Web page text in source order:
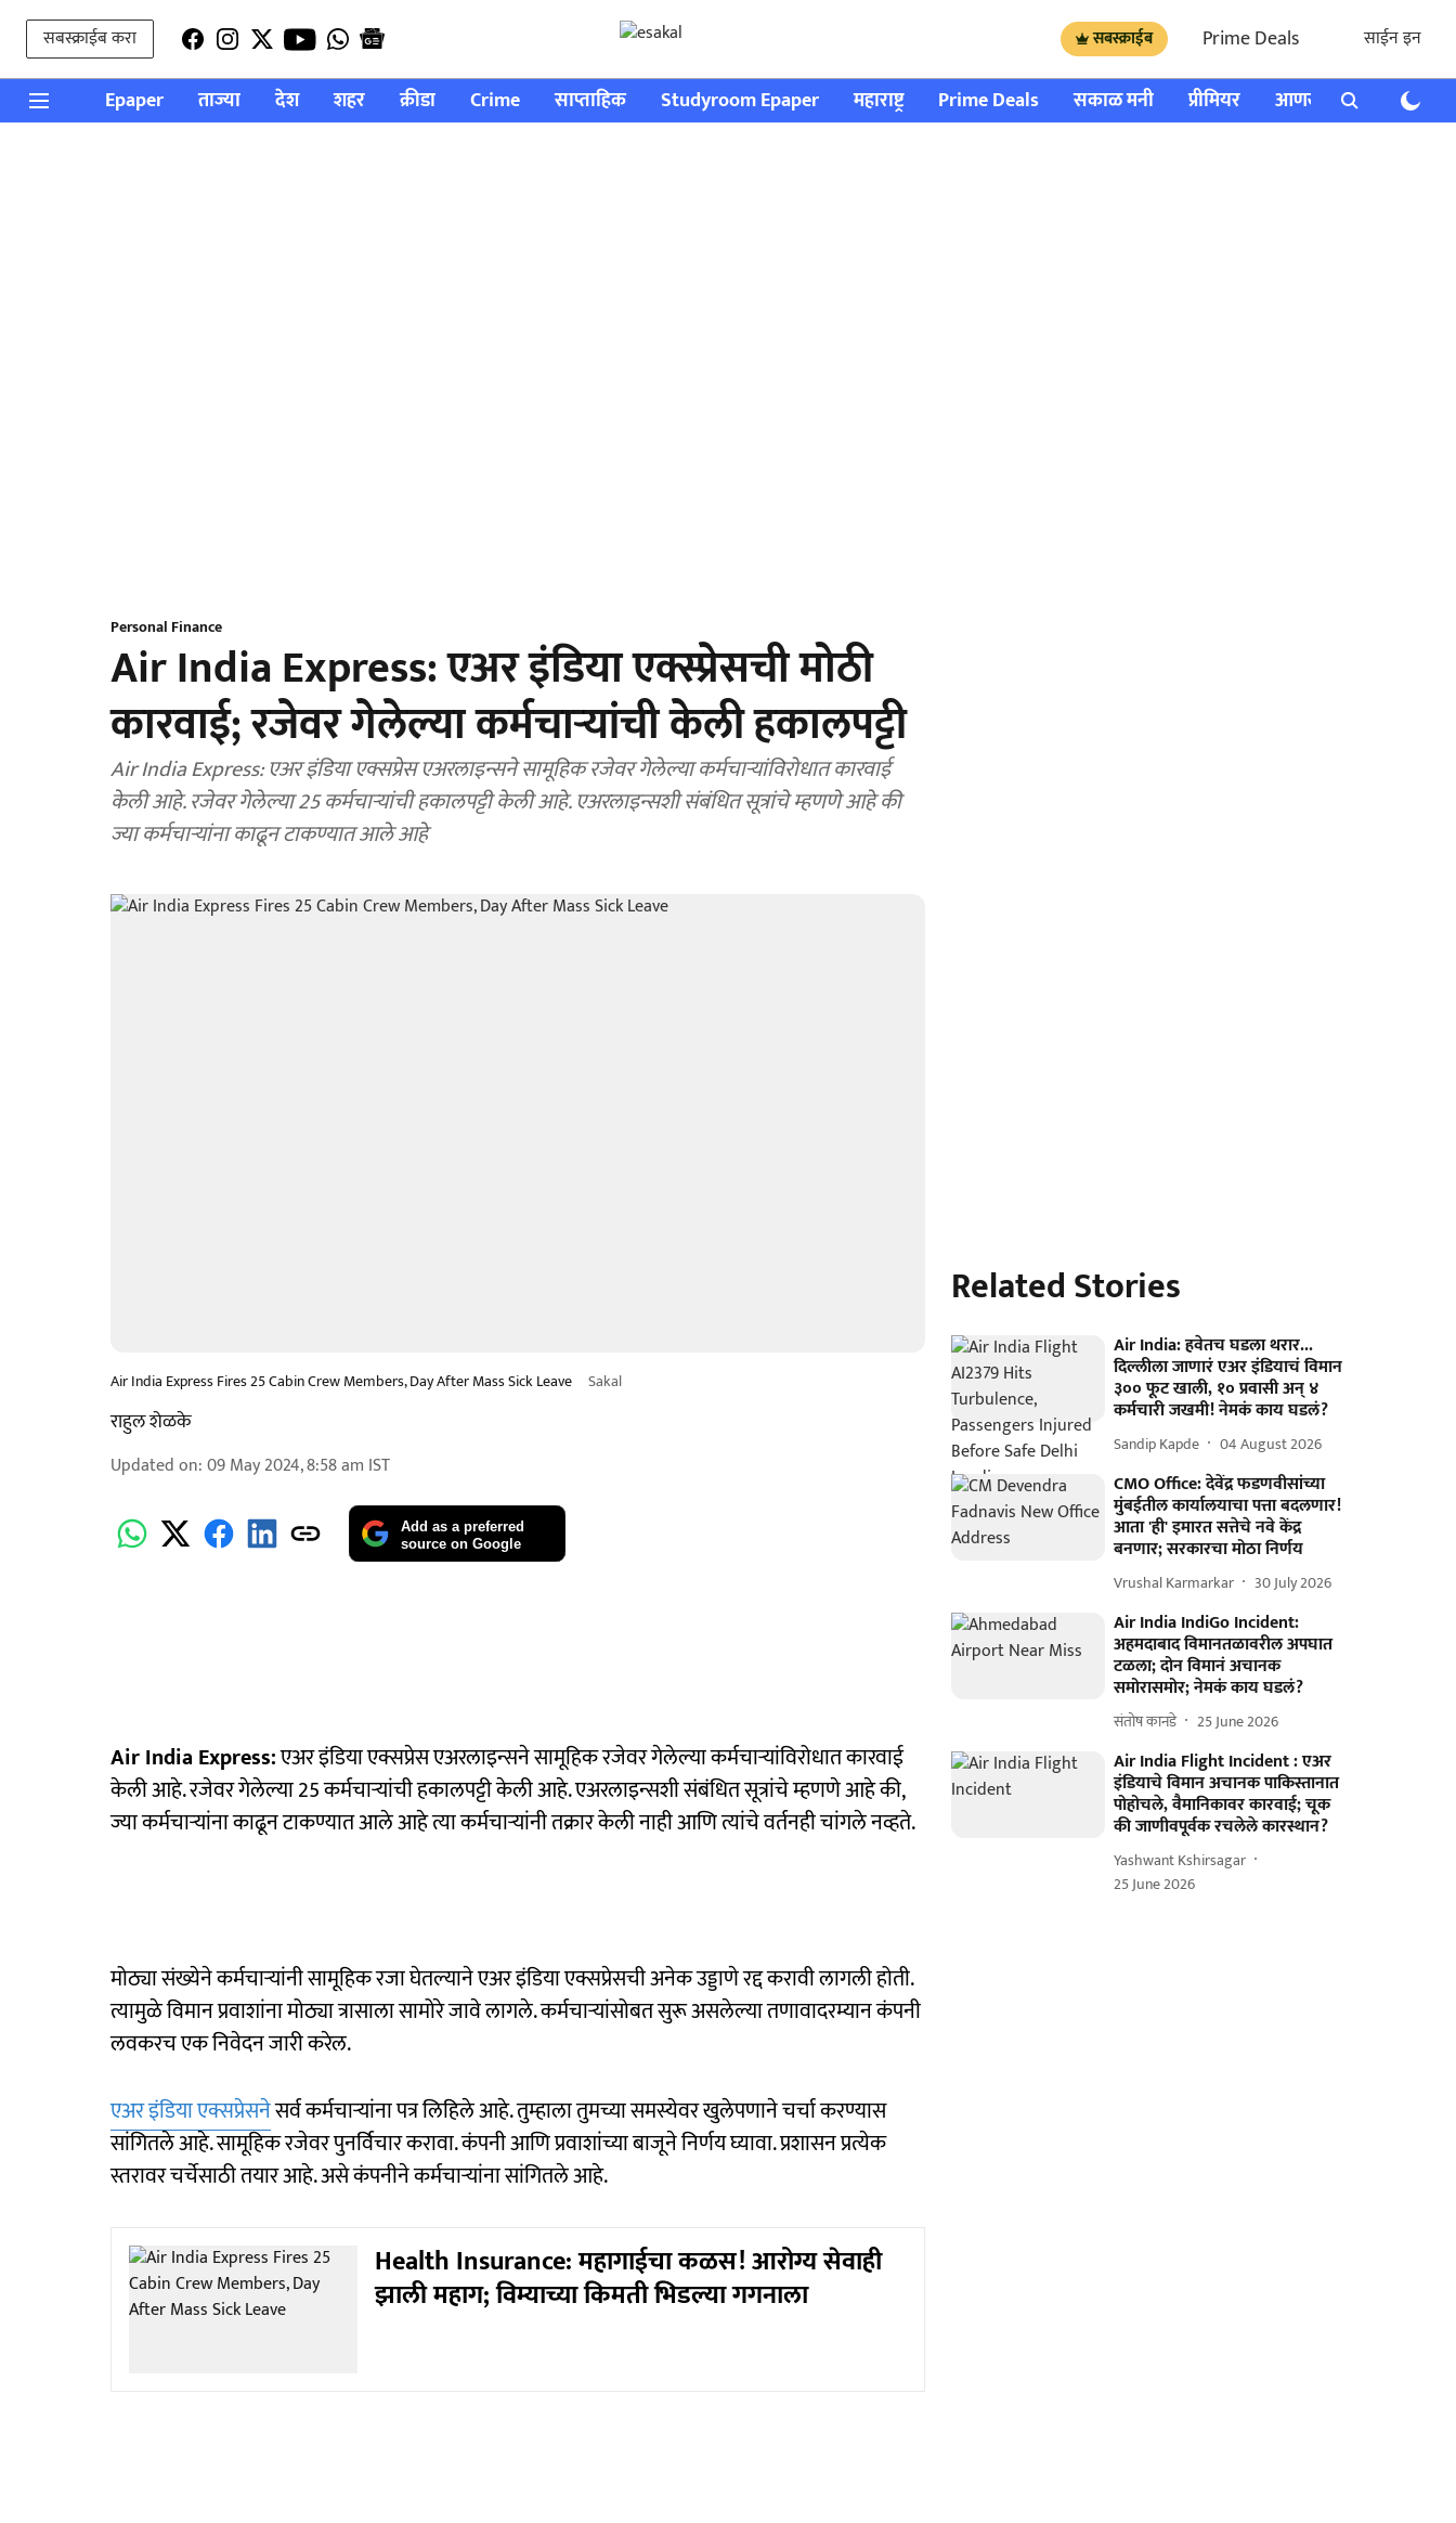
सबस्क्राईब करा सबस्क्राईब Prime Deals साईन इन
Epaper ताज्या देश शहर क्रीडा Crime साप्ताहिक Studyroom Epaper महाराष्ट्र Prime Deals सकाळ मनी प्रीमियर आणखी राशी भविष्य
Personal Finance
Air India Express: एअर इंडिया एक्स्प्रेसची मोठी
कारवाई; रजेवर गेलेल्या कर्मचाऱ्यांची केली हकालपट्टी
Air India Express: एअर इंडिया एक्सप्रेस एअरलाइन्सने सामूहिक रजेवर गेलेल्या कर्मचाऱ्यांविरोधात कारवाई
केली आहे. रजेवर गेलेल्या 25 कर्मचाऱ्यांची हकालपट्टी केली आहे. एअरलाइन्सशी संबंधित सूत्रांचे म्हणणे आहे की
ज्या कर्मचाऱ्यांना काढून टाकण्यात आले आहे
Air India Express Fires 25 Cabin Crew Members, Day After Mass Sick Leave Sakal
राहुल शेळके
Updated on:09 May 2024, 8:58 am IST
Add as a preferred
source on Google
Air India Express:एअर इंडिया एक्सप्रेस एअरलाइन्सने सामूहिक रजेवर गेलेल्या कर्मचाऱ्यांविरोधात कारवाई
केली आहे. रजेवर गेलेल्या 25 कर्मचाऱ्यांची हकालपट्टी केली आहे. एअरलाइन्सशी संबंधित सूत्रांचे म्हणणे आहे की,
ज्या कर्मचाऱ्यांना काढून टाकण्यात आले आहे त्या कर्मचाऱ्यांनी तक्रार केली नाही आणि त्यांचे वर्तनही चांगले नव्हते.
मोठ्या संख्येने कर्मचाऱ्यांनी सामूहिक रजा घेतल्याने एअर इंडिया एक्सप्रेसची अनेक उड्डाणे रद्द करावी लागली होती.
त्यामुळे विमान प्रवाशांना मोठ्या त्रासाला सामोरे जावे लागले. कर्मचाऱ्यांसोबत सुरू असलेल्या तणावादरम्यान कंपनी
लवकरच एक निवेदन जारी करेल.
एअर इंडिया एक्सप्रेसनेसर्व कर्मचाऱ्यांना पत्र लिहिले आहे. तुम्हाला तुमच्या समस्येवर खुलेपणाने चर्चा करण्यास
सांगितले आहे. सामूहिक रजेवर पुनर्विचार करावा. कंपनी आणि प्रवाशांच्या बाजूने निर्णय घ्यावा. प्रशासन प्रत्येक
स्तरावर चर्चेसाठी तयार आहे. असे कंपनीने कर्मचाऱ्यांना सांगितले आहे.
Health Insurance: महागाईचा कळस! आरोग्य सेवाही
झाली महाग; विम्याच्या किमती भिडल्या गगनाला
Related Stories
Air India: हवेतच घडला थरार...
दिल्लीला जाणारं एअर इंडियाचं विमान
३०० फूट खाली, १० प्रवासी अन् ४
कर्मचारी जखमी! नेमकं काय घडलं?
Sandip Kapde 04 August 2026
CMO Office: देवेंद्र फडणवीसांच्या
मुंबईतील कार्यालयाचा पत्ता बदलणार!
आता 'ही' इमारत सत्तेचे नवे केंद्र
बनणार; सरकारचा मोठा निर्णय
Vrushal Karmarkar 30 July 2026
Air India IndiGo Incident:
अहमदाबाद विमानतळावरील अपघात
टळला; दोन विमानं अचानक
समोरासमोर; नेमकं काय घडलं?
संतोष कानडे 25 June 2026
Air India Flight Incident : एअर
इंडियाचे विमान अचानक पाकिस्तानात
पोहोचले, वैमानिकावर कारवाई; चूक
की जाणीवपूर्वक रचलेले कारस्थान?
Yashwant Kshirsagar
25 June 2026